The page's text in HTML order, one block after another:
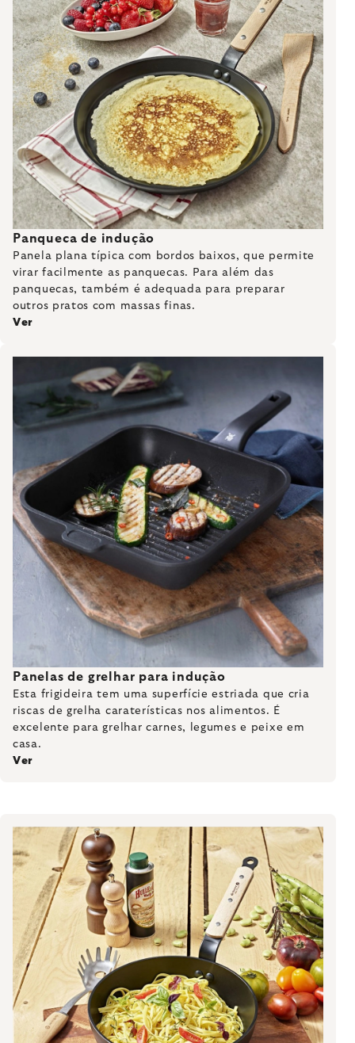
Panqueca de indução
Panela plana típica com bordos baixos, que permite
virar facilmente as panquecas. Para além das
panquecas, também é adequada para preparar
outros pratos com massas finas.
Ver
Panelas de grelhar para indução
Esta frigideira tem uma superfície estriada que cria
riscas de grelha caraterísticas nos alimentos. É
excelente para grelhar carnes, legumes e peixe em
casa.
Ver